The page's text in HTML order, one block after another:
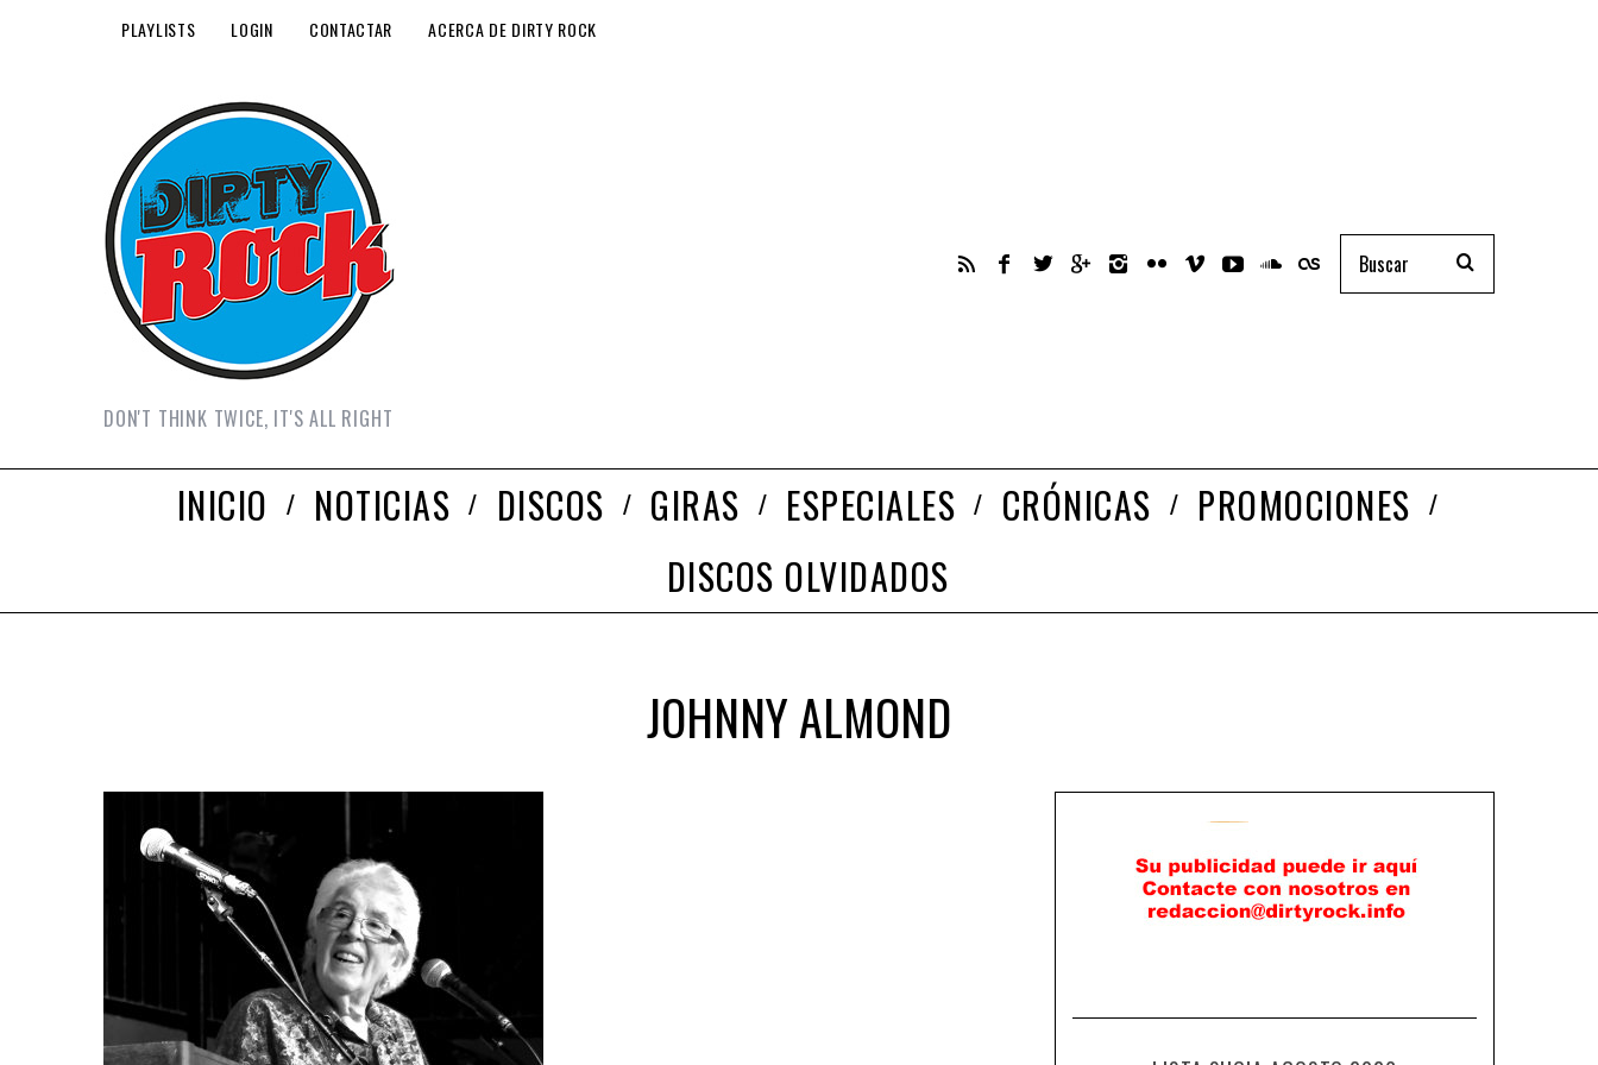
PLAYLISTS LOGIN CONTACTAR ACERCA DE DIRTY ROCK
DON'T THINK TWICE, IT'S ALL RIGHT
INICIO NOTICIAS DISCOS GIRAS ESPECIALES CRÓNICAS
PROMOCIONES
DISCOS OLVIDADOS
JOHNNY ALMOND